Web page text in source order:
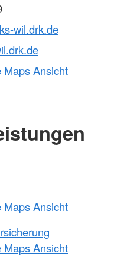
wil.drk.de
Maps Ansicht
Maps Ansicht
Maps Ansicht